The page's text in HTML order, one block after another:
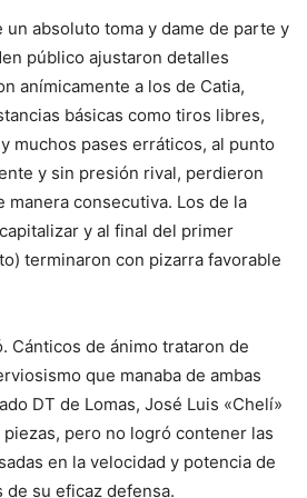
un absoluto toma y dame de parte y
público ajustaron detalles
anímicamente a los de Catia,
básicas como tiros libres,
muchos pases erráticos, al punto
y sin presión rival, perdieron
manera consecutiva. Los de la
y al final del primer
terminaron con pizarra favorable
Cánticos de ánimo trataron de
que manaba de ambas
DT de Lomas, José Luis «Chelí»
pero no logró contener las
en la velocidad y potencia de
de su eficaz defensa.